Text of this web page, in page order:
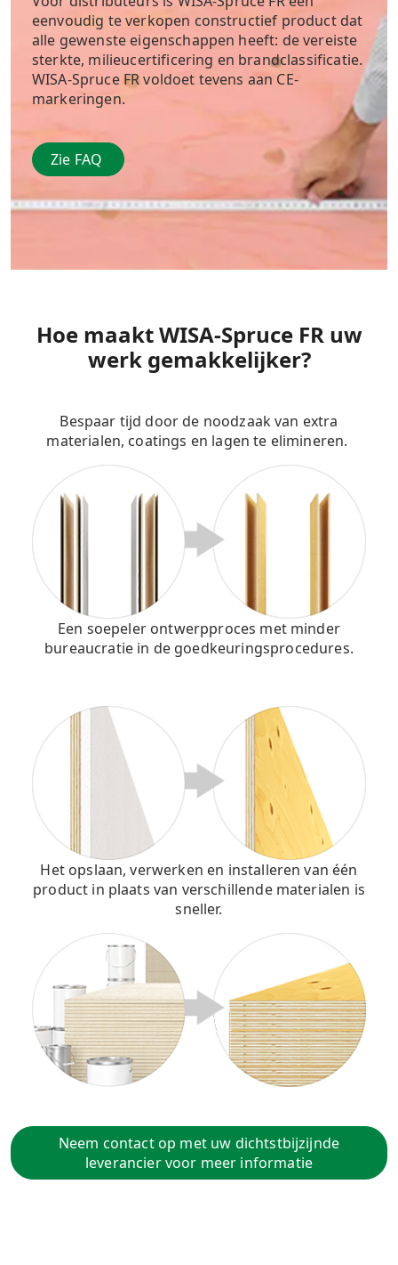
eenvoudig te verkopen constructief product dat
alle gewenste eigenschappen heeft: de vereiste
sterkte, milieucertificering en brandclassificatie.
WISA-Spruce FR voldoet tevens aan CE-
markeringen.
Zie FAQ
Hoe maakt WISA-SpruceFR uw
werk gemakkelijker?
Bespaar tijd door de noodzaak van extra
materialen, coatings en lagen te elimineren.
Een soepeler ontwerpproces met minder
bureaucratie in de goedkeuringsprocedures.
Het opslaan, verwerken en installeren van één
product in plaats van verschillende materialen is
sneller.
Neem contact op met uw dichtstbijzijnde
leverancier voor meer informatie